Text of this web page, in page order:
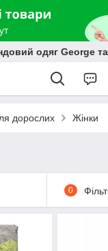
одяг George
дорослих Жінки
0